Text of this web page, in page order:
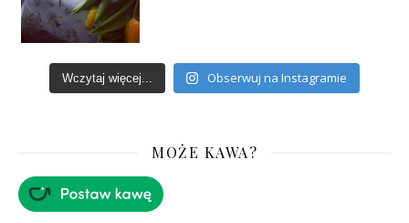
Wczytaj więcej... Obserwuj na Instagramie
MOŻE KAWA?